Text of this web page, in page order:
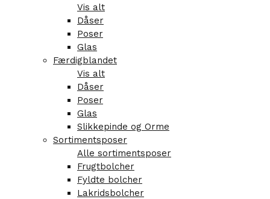
Vis alt
Dåser
Poser
Glas
Færdigblandet
Vis alt
Dåser
Poser
Glas
Slikkepinde og Orme
Sortimentsposer
Alle sortimentsposer
Frugtbolcher
Fyldte bolcher
Lakridsbolcher